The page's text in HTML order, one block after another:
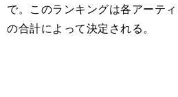
で。このランキングは各アーテ
の合計によって決定される。